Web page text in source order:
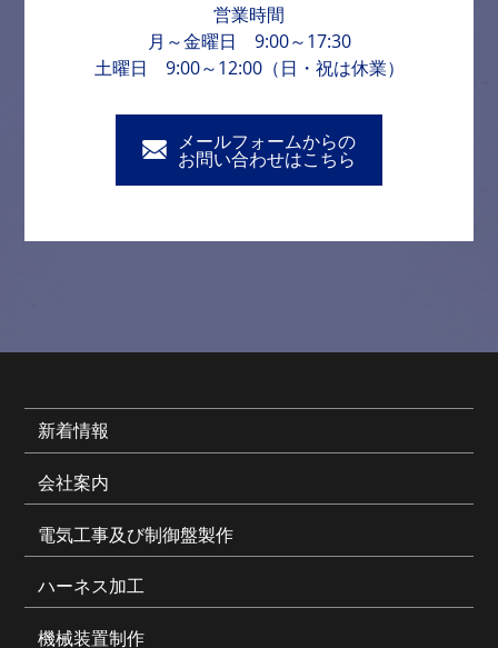
営業時間
月～金曜日 9:00～17:30
土曜日 9:00～12:00（日・祝は休業）
メールフォームからの
お問い合わせはこちら
新着情報
会社案内
電気工事及び制御盤製作
ハーネス加工
機械装置制作